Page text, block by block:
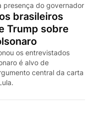
presença do governador
brasileiros
Trump sobre
os entrevistados
é alvo de
central da carta